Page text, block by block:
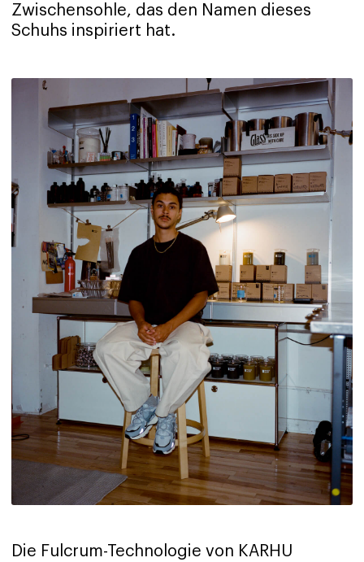
Zwischensohle, das den Namen dieses
Schuhs inspiriert hat.
Die Fulcrum-Technologie von KARHU